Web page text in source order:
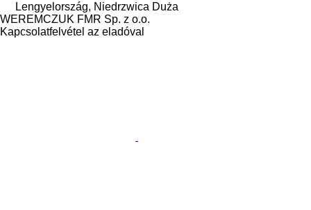
Lengyelország, Niedrzwica Duża
WEREMCZUK FMR Sp. z o.o.
Kapcsolatfelvétel az eladóval